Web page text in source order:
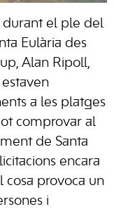
durant el ple del
Eulària des
Alan Ripoll,
a les platges
comprovar al
de Santa
encara
cosa provoca un
i